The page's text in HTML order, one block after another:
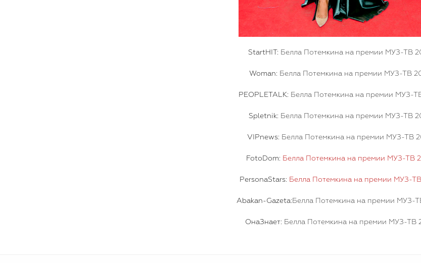
StartHIT: Белла Потемкина на премии МУЗ-ТВ
Woman: Белла Потемкина на премии МУЗ-ТВ
PEOPLETALK: Белла Потемкина на премии МУЗ-
Spletnik: Белла Потемкина на премии МУЗ-ТВ
VIPnews: Белла Потемкина на премии МУЗ-ТВ
FotoDom: Белла Потемкина на премии МУЗ-ТВ
PersonaStars: Белла Потемкина на премии МУЗ-ТВ
Abakan-Gazeta: Белла Потемкина на премии МУЗ-
ОнаЗнает: Белла Потемкина на премии МУЗ-ТВ